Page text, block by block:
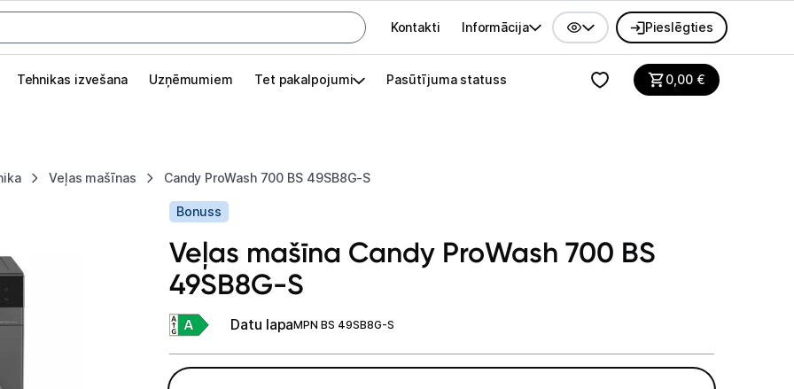
Galvenes izvēlne
Kontakti Informācija Pieslēgties
Tehnikas izvešana Uzņēmumiem Tet pakalpojumi Pasūtījuma statuss 0,00€
Veļas mašīnas Candy ProWash 700 BS 49SB8G-S
Pieslēgties
Akcijas
Izvēlies kāroto ierīci izdevīgāk!
Bonuss
Veļas mašīna Candy ProWash 700 BS
49SB8G-S
Datu lapaMPN BS 49SB8G-S